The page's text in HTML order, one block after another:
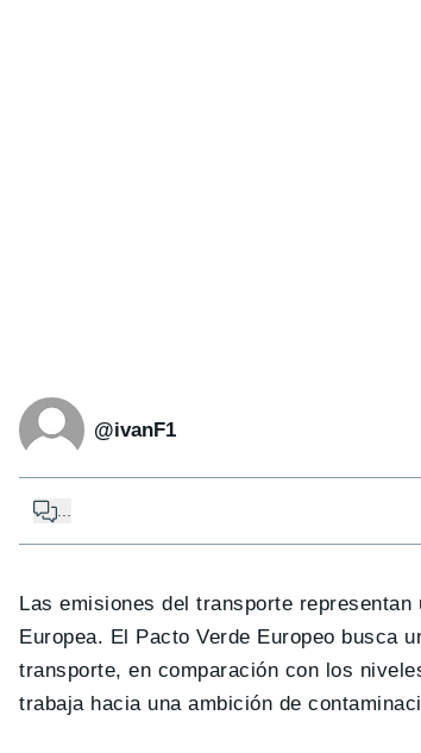
@ivanF1
...
Las emisiones del transporte
Europea. El Pacto Verde Europeo busca
transporte, en comparación con los
trabaja hacia una ambición de